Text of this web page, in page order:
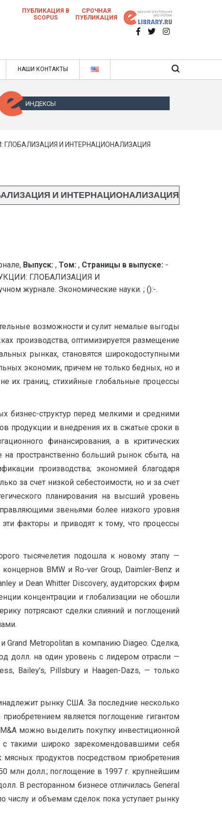
статей в ежемесячном научном
научном журнале
ПУБЛИКАЦИЯ В
SCOPUS
СРОЧНАЯ
ПУБЛИКАЦИЯ
НАШИ КОНТАКТЫ
ИНДЕКСЫ
И ИНТЕРНАЦИОНАЛИЗАЦИЯ
И ИНТЕРНАЦИОНАЛИЗАЦИЯ
Выпуск: , Том: , Страницы в выпуске: -
ГЛОБАЛИЗАЦИЯ И
журнале. Экономические науки. ; ():-.
возможности и сулит немалые выгоды
производства, оптимизируется размещение
рынках, становятся широкодоступными
экономик, причем не только бедных, но и
их границ, стихийные глобальные процессы
бизнес-структур перед мелкими и средними
продукции и внедрения их в сжатые сроки в
финансирования, а в критических
на пространственно больший рынок сбыта, на
производства; экономией благодаря
за счет низкой себестоимости, но и за счет
планирования на высший уровень
звеньями более низкого уровня
факторы и приводят к тому, что процессы
тысячелетия подошла к новому этапу —
BMW и Ro-ver Group, Daimler-Benz и
и Dean Whitter Discovery, аудиторских фирм
концентрации и глобализации не обошли
потрясают сделки слияний и поглощений
Grand Metropolitan в компанию Diageo. Сделка,
на один уровень с лидером отрасли —
Bailey’s, Pillsbury и Haagen-Dazs, — только
рынку США. За последние несколько
является поглощение гигантом
можно выделить покупку инвестиционной
такими широко зарекомендовавшими себя
продуктов посредством приобретения
млн долл.; поглощение в 1997 г. крупнейшим
В ресторанном бизнесе отличилась General
числу и объемам сделок пока уступает рынку